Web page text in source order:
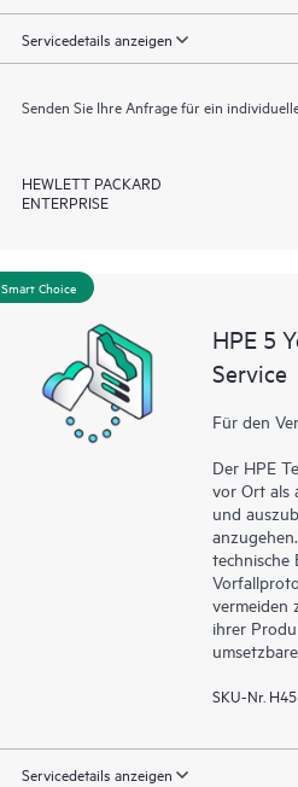
Servicedetails anzeigen
Senden Sie Ihre Anfrage für ein
HEWLETT PACKARD
ENTERPRISE
Smart Choice
HPE 5
Service
Für den
Der HPE
vor Ort als
und
technische
vermeiden
ihrer
SKU-Nr.
Servicedetails anzeigen